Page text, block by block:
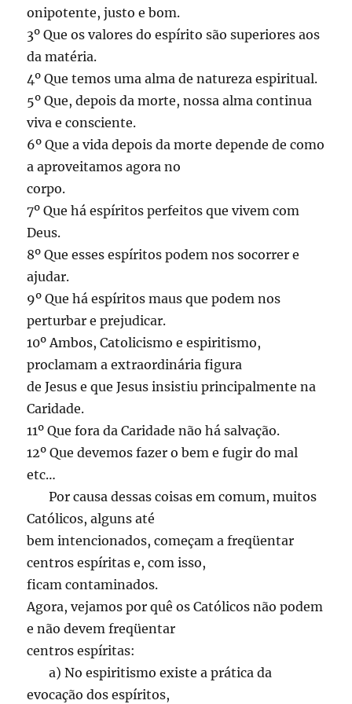
onipotente, justo e bom.
3º Que os valores do espírito são superiores aos
da matéria.
4º Que temos uma alma de natureza espiritual.
5º Que, depois da morte, nossa alma continua
viva e consciente.
6º Que a vida depois da morte depende de como
a aproveitamos agora no
corpo.
7º Que há espíritos perfeitos que vivem com
Deus.
8º Que esses espíritos podem nos socorrer e
ajudar.
9º Que há espíritos maus que podem nos
perturbar e prejudicar.
10º Ambos, Catolicismo e espiritismo,
proclamam a extraordinária figura
de Jesus e que Jesus insistiu principalmente na
Caridade.
11º Que fora da Caridade não há salvação.
12º Que devemos fazer o bem e fugir do mal
etc…
Por causa dessas coisas em comum, muitos
Católicos, alguns até
bem intencionados, começam a freqüentar
centros espíritas e, com isso,
ficam contaminados.
Agora, vejamos por quê os Católicos não podem
e não devem freqüentar
centros espíritas:
a) No espiritismo existe a prática da
evocação dos espíritos,